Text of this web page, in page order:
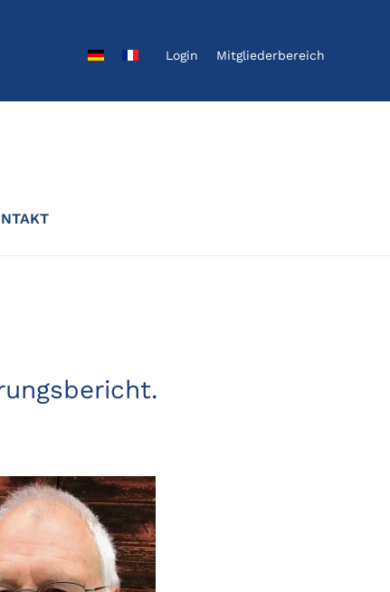
Login Mitgliederbereich